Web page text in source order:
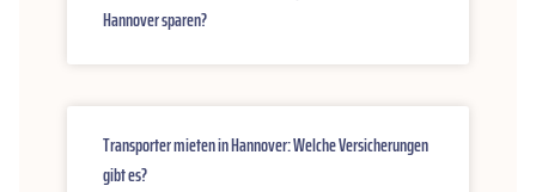
Hannover sparen?
Transporter mieten in Hannover: Welche Versicherungen
gibt es?